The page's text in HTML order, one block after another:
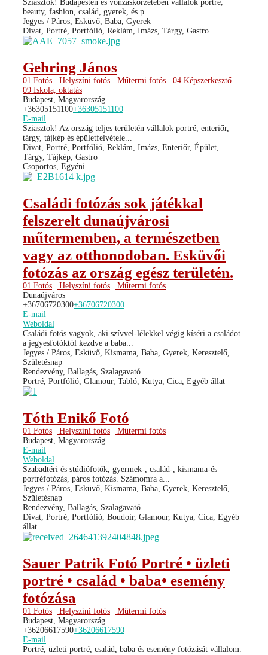
Sziasztok! Budapesten és vonzáskörzetében vállalok portré,
beauty, fashion, család, gyerek, és p...
Jegyes / Páros, Esküvő, Baba, Gyerek
Divat, Portré, Portfólió, Reklám, Imázs, Tárgy, Gastro
Gehring János
01 Fotós Helyszíni fotós Műtermi fotós
04 Képszerkesztő
09 Iskola, oktatás
Budapest, Magyarország
+36305151100+36305151100
E-mail
Sziasztok! Az ország teljes területén vállalok portré, enteriőr,
tárgy, tájkép és épületfelvétele...
Divat, Portré, Portfólió, Reklám, Imázs, Enteriőr, Épület,
Tárgy, Tájkép, Gastro
Csoportos, Egyéni
Családi fotózás sok játékkal
felszerelt dunaújvárosi
műtermemben, a természetben
vagy az otthonodoban. Esküvői
fotózás az ország egész területén.
01 Fotós Helyszíni fotós
Műtermi fotós
Dunaújváros
+36706720300+36706720300
E-mail
Weboldal
Családi fotós vagyok, aki szívvel-lélekkel végig kíséri a családot
a jegyesfotóktól kezdve a baba...
Jegyes / Páros, Esküvő, Kismama, Baba, Gyerek, Keresztelő,
Születésnap
Rendezvény, Ballagás, Szalagavató
Portré, Portfólió, Glamour, Tabló, Kutya, Cica, Egyéb állat
Tóth Enikő Fotó
01 Fotós Helyszíni fotós
Műtermi fotós
Budapest, Magyarország
E-mail
Weboldal
Szabadtéri és stúdiófotók, gyermek-, család-, kismama-és
portréfotózás, páros fotózás. Számomra a...
Jegyes / Páros, Esküvő, Kismama, Baba, Gyerek, Keresztelő,
Születésnap
Rendezvény, Ballagás, Szalagavató
Divat, Portré, Portfólió, Boudoir, Glamour, Kutya, Cica, Egyéb
állat
Sauer Patrik Fotó Portré • üzleti
portré • család • baba• esemény
fotózása
01 Fotós Helyszíni fotós
Műtermi fotós
Budapest, Magyarország
+36206617590+36206617590
E-mail
Portré, üzleti portré, család, baba és esemény fotózását vállalom.